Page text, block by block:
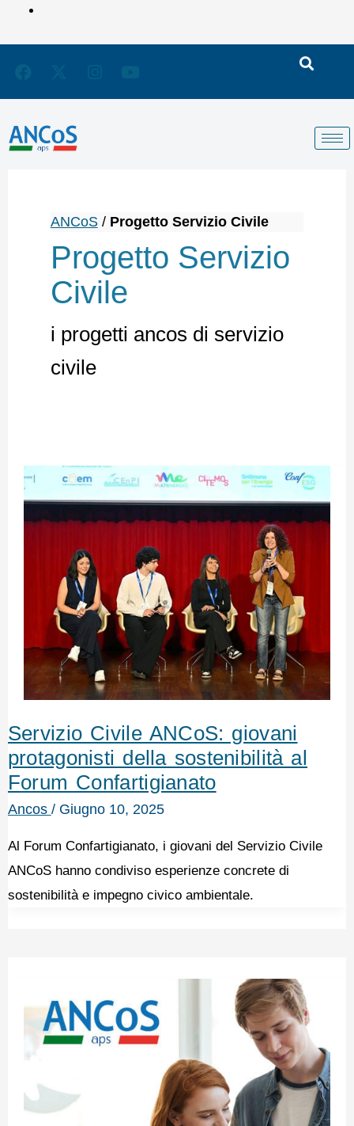
ANCoS/ Progetto Servizio Civile
Progetto Servizio
Civile
i progetti ancos di servizio
civile
Servizio Civile ANCoS: giovani
protagonisti della sostenibilità al
Forum Confartigianato
Ancos / Giugno 10, 2025
Al Forum Confartigianato, i giovani del Servizio Civile
ANCoS hanno condiviso esperienze concrete di
sostenibilità e impegno civico ambientale.